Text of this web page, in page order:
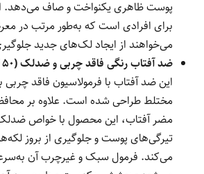
پوست ظاهری یکنواخت و صاف
برای افرادی است که به‌طور مرتب در
می‌خواهند از ایجاد لک‌های جدید
ضد آفتاب رنگی فاقد چربی و ضدلک (SPF 50)
این ضد آفتاب با فرمولاسیون فاقد
مختلط طراحی شده است. علاوه بر
مضر آفتاب، این محصول با خواص
تیرگی‌های پوست و جلوگیری از بروز
می‌کند. فرمول سبک و غیرچرب آن